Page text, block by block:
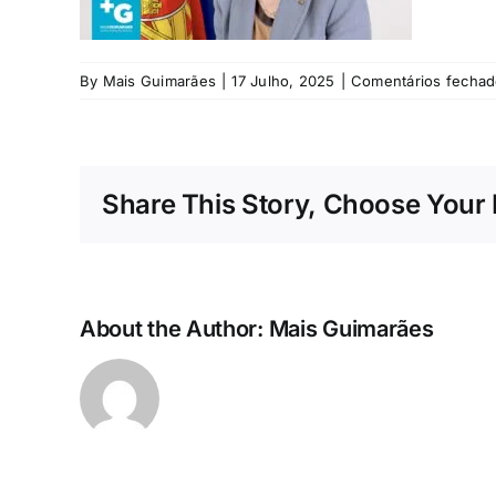
By Mais Guimarães 17 Julho, 2025 Comentários
Share This Story, Choose Your
About the Author: Mais Guimarães